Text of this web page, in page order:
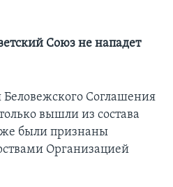
Союз не нападет
Соглашения
вышли из состава
были признаны
Организацией